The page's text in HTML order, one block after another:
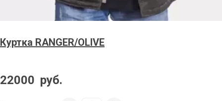
Куртка RANGER/OLIVE
22000 руб.